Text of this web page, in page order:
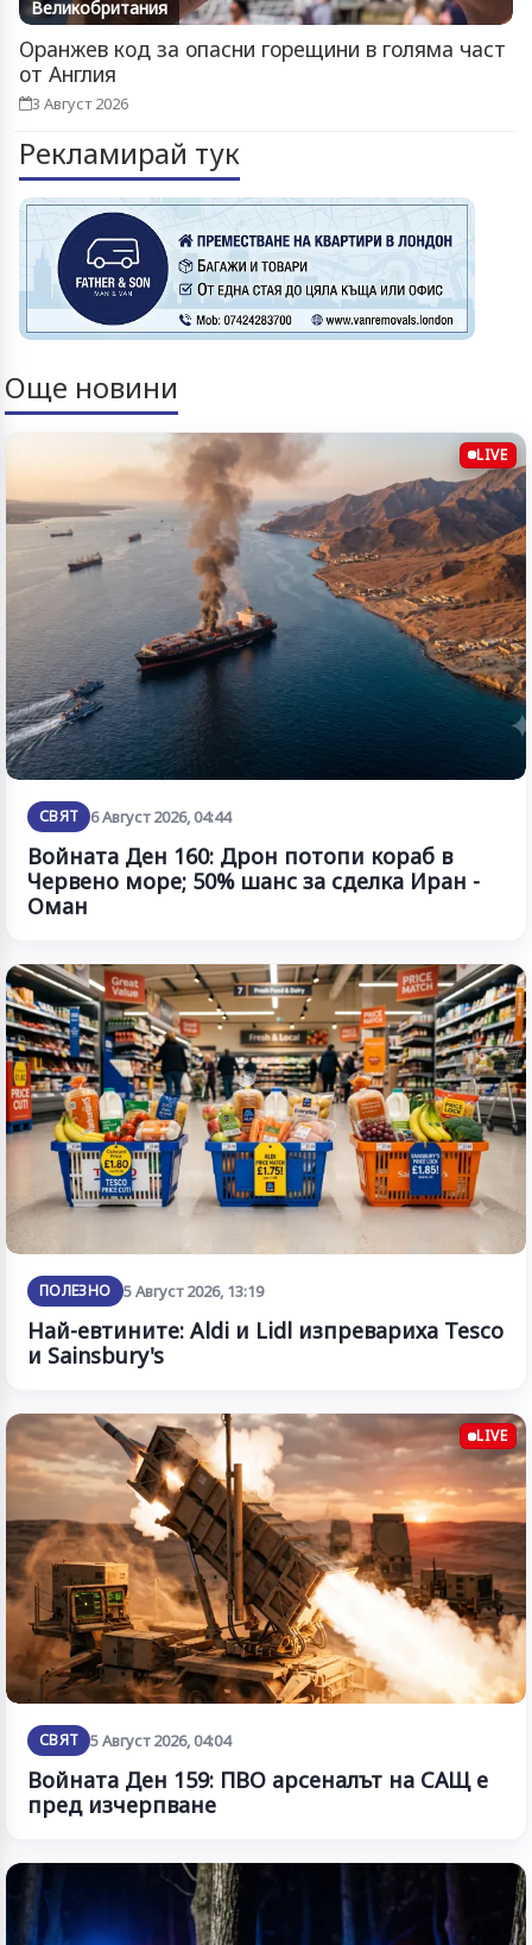
Великобритания
Оранжев код за опасни горещини в голяма част
от Англия
3 Август 2026
Рекламирай тук
Още новини
LIVE
СВЯТ 6 Август 2026, 04:44
Войната Ден 160: Дрон потопи кораб в
Червено море; 50% шанс за сделка Иран -
Оман
ПОЛЕЗНО 5 Август 2026, 13:19
Най-евтините: Aldi и Lidl изпревариха Tesco
и Sainsbury's
LIVE
СВЯТ 5 Август 2026, 04:04
Войната Ден 159: ПВО арсеналът на САЩ е
пред изчерпване